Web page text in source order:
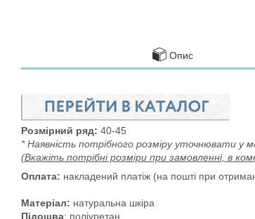
Опис
Розмірний ряд: 40-45
* Наявність потрібного розміру уточнювати у
(Вкажіть потрібні розміри при замовленні, в
Оплата: накладений платіж (на пошті при
Матеріал: натуральна шкіра
Підошва: поліуретан